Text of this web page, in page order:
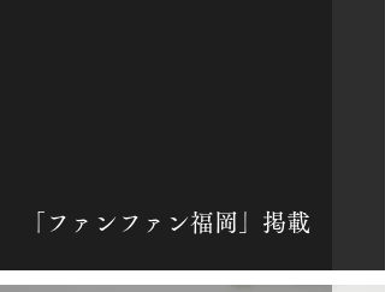
「ファンファン福岡」掲載